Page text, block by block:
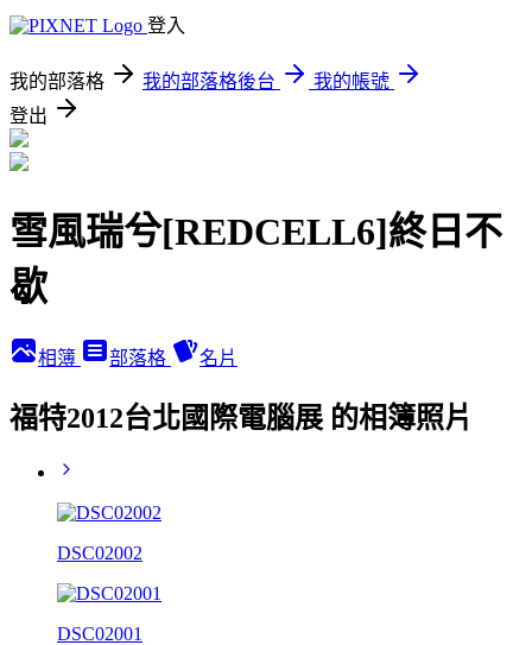
登入
我的部落格 我的部落格後台
我的帳號
登出
雪風瑞兮[REDCELL6]終日不
歇
相簿 部落格 名片
福特2012台北國際電腦展 的相簿照片
DSC02002
DSC02001